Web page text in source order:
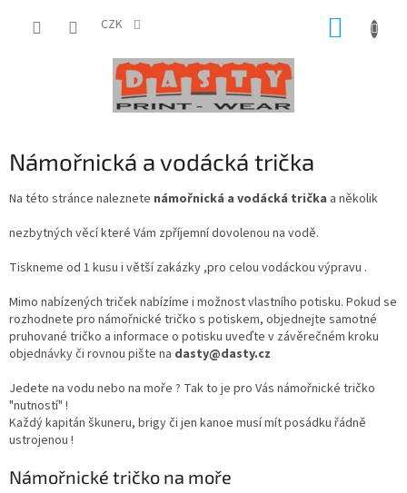
CZK
Námořnická a vodácká trička
Na této stránce naleznete námořnická a vodácká trička a několik
nezbytných věcí které Vám zpříjemní dovolenou na vodě.
Tiskneme od 1 kusu i větší zakázky ,pro celou vodáckou výpravu .
Mimo nabízených triček nabízíme i možnost vlastního potisku. Pokud se
rozhodnete pro námořnické tričko s potiskem, objednejte samotné
pruhované tričko a informace o potisku uveďte v závěrečném kroku
objednávky či rovnou pište na dasty@dasty.cz
Jedete na vodu nebo na moře ? Tak to je pro Vás námořnické tričko
"nutností" !
Každý kapitán škuneru, brigy či jen kanoe musí mít posádku řádně
ustrojenou !
Námořnické tričko na moře